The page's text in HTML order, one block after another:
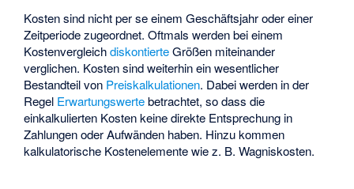
Kosten sind nicht per se einem Geschäftsjahr oder einer
Zeitperiode zugeordnet. Oftmals werden bei einem
KostenvergleichdiskontierteGrößen miteinander
verglichen. Kosten sind weiterhin ein wesentlicher
Bestandteil von Preiskalkulationen. Dabei werden in der
Regel Erwartungswertebetrachtet, so dass die
einkalkulierten Kosten keine direkte Entsprechung in
Zahlungen oder Aufwänden haben. Hinzu kommen
kalkulatorische Kostenelemente wie z. B.Wagniskosten.